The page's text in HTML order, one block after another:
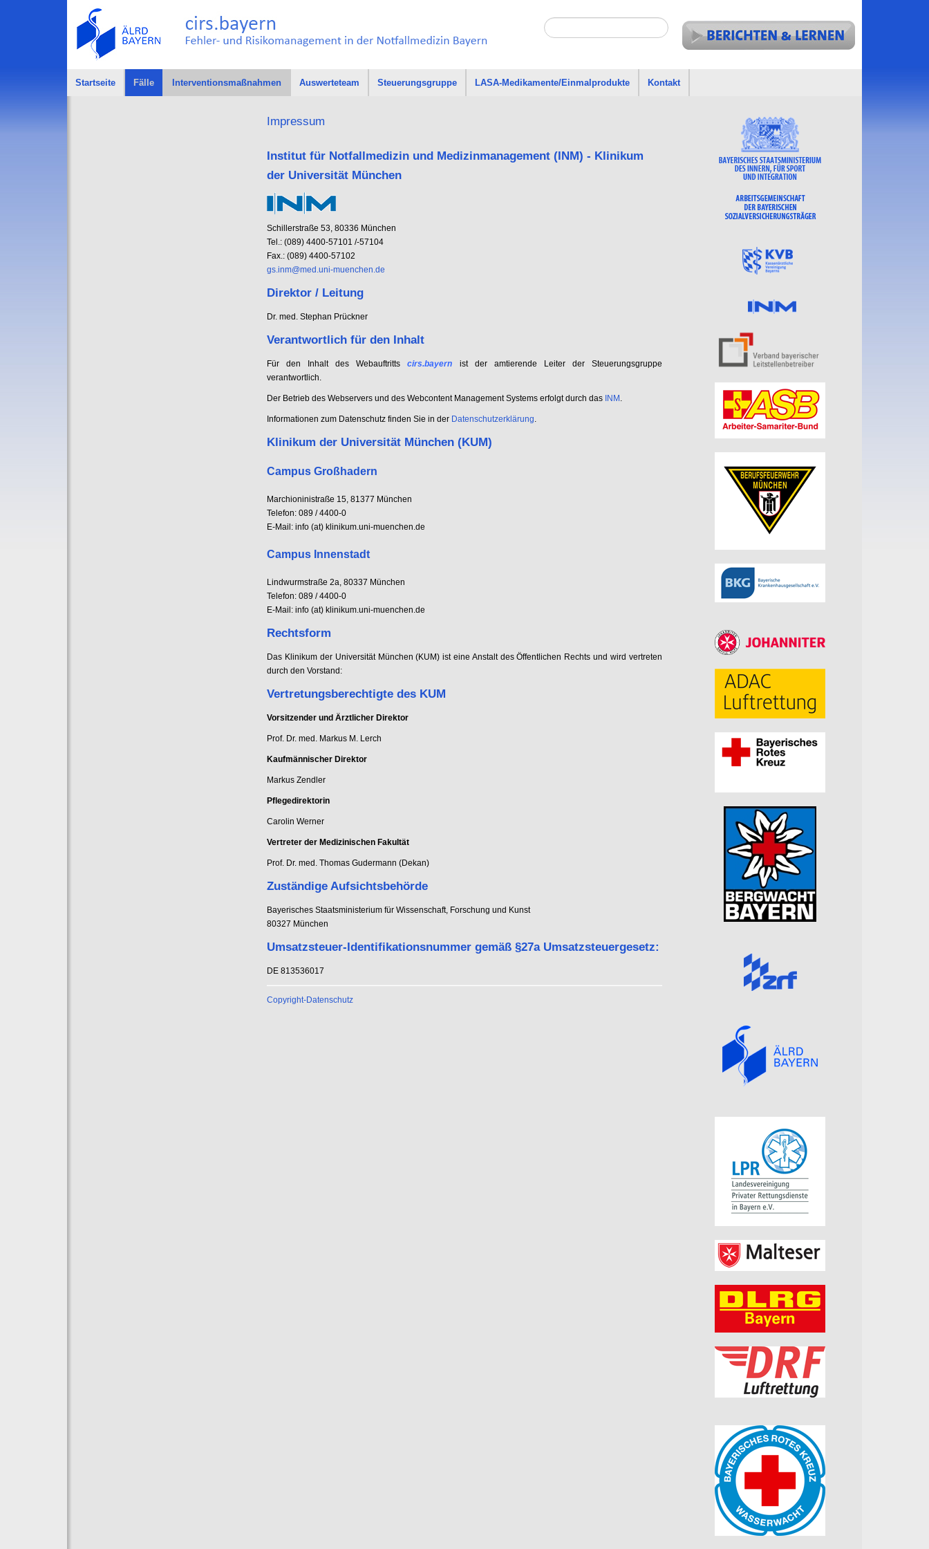
Startseite Fälle Interventionsmaßnahmen Auswerteteam Steuerungsgruppe LASA-Medikamente/Einmalprodukte Kontakt
Impressum
Institut für Notfallmedizin und Medizinmanagement (INM) - Klinikum
der Universität München
Schillerstraße 53, 80336 München
Tel.: (089) 4400-57101 /-57104
Fax.: (089) 4400-57102
gs.inm@med.uni-muenchen.de
Direktor / Leitung
Dr. med. Stephan Prückner
Verantwortlich für den Inhalt
Für den Inhalt des Webauftrittscirs.bayern ist der amtierende Leiter der Steuerungsgruppe
verantwortlich.
Der Betrieb des Webservers und des Webcontent Management Systems erfolgt durch das INM
Informationen zum Datenschutz finden Sie in der Datenschutzerklärung
Klinikum der Universität München (KUM)
Campus Großhadern
Marchioninistraße 15, 81377 München
Telefon: 089 / 4400-0
E-Mail: info (at) klinikum.uni-muenchen.de
Campus Innenstadt
Lindwurmstraße 2a, 80337 München
Telefon: 089 / 4400-0
E-Mail: info (at) klinikum.uni-muenchen.de
Rechtsform
Das Klinikum der Universität München (KUM) ist eine Anstalt des Öffentlichen Rechts und wird vertreten
durch den Vorstand:
Vertretungsberechtigte des KUM
Vorsitzender und Ärztlicher Direktor
Prof. Dr. med. Markus M. Lerch
Kaufmännischer Direktor
Markus Zendler
Pflegedirektorin
Carolin Werner
Vertreter der Medizinischen Fakultät
Prof. Dr. med. Thomas Gudermann (Dekan)
Zuständige Aufsichtsbehörde
Bayerisches Staatsministerium für Wissenschaft, Forschung und Kunst
80327 München
Umsatzsteuer-Identifikationsnummer gemäß §27a Umsatzsteuergesetz:
DE 813536017
Copyright-Datenschutz